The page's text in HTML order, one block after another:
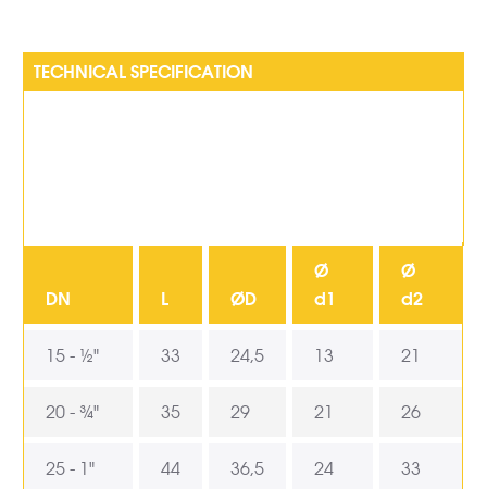
TECHNICAL SPECIFICATION
DN L ØD
Ø
d1
Ø
d2
15 - ½" 33 24,5 13 21
20 - ¾" 35 29 21 26
25 - 1" 44 36,5 24 33